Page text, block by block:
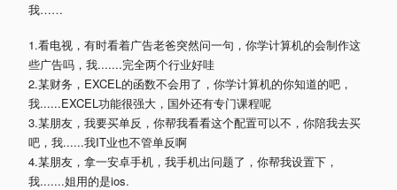
我……
1.看电视，有时看着广告老爸突然问一句，你学计算机的会制作这
些广告吗，我.......完全两个行业好哇
2.某财务，EXCEL的函数不会用了，你学计算机的你知道的吧，
我......EXCEL功能很强大，国外还有专门课程呢
3.某朋友，我要买单反，你帮我看看这个配置可以不，你陪我去买
吧，我......我IT业也不管单反啊
4.某朋友，拿一安卓手机，我手机出问题了，你帮我设置下，
我.......姐用的是ios.